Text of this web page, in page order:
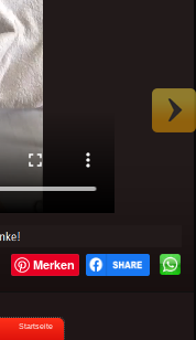
Merken
Startseite